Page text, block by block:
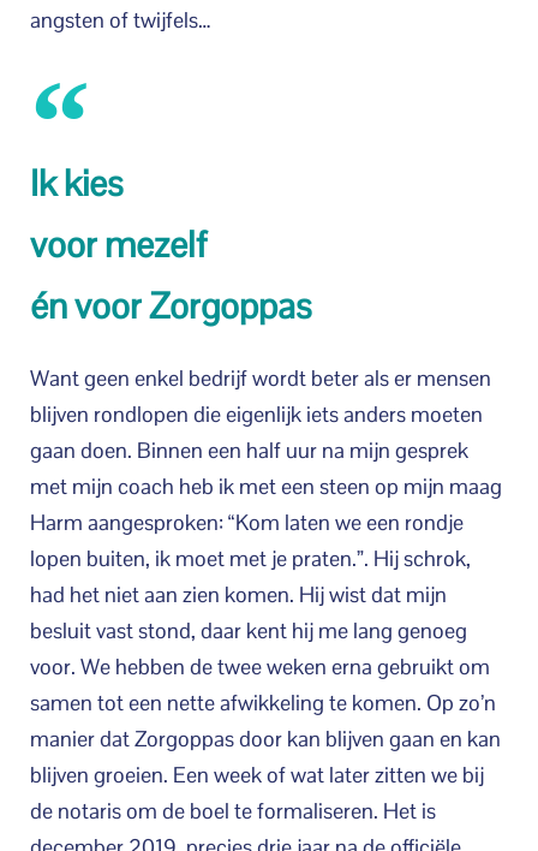
angsten of twijfels…
Ik kies
voor mezelf
én voor Zorgoppas
Want geen enkel bedrijf wordt beter als er mensen
blijven rondlopen die eigenlijk iets anders moeten
gaan doen. Binnen een half uur na mijn gesprek
met mijn coach heb ik met een steen op mijn maag
Harm aangesproken: “Kom laten we een rondje
lopen buiten, ik moet met je praten.”. Hij schrok,
had het niet aan zien komen. Hij wist dat mijn
besluit vast stond, daar kent hij me lang genoeg
voor. We hebben de twee weken erna gebruikt om
samen tot een nette afwikkeling te komen. Op zo’n
manier dat Zorgoppas door kan blijven gaan en kan
blijven groeien. Een week of wat later zitten we bij
de notaris om de boel te formaliseren. Het is